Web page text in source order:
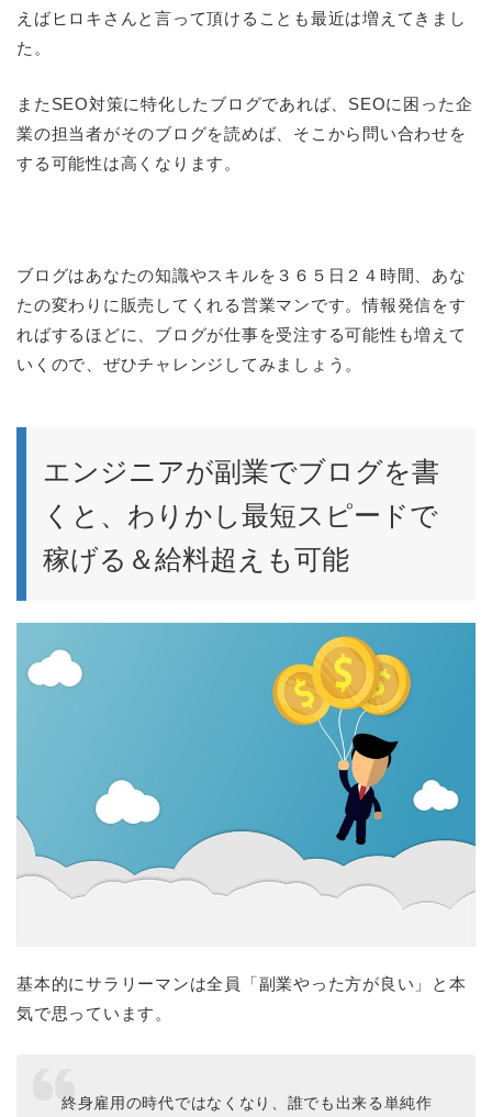
えばヒロキさんと言って頂けることも最近は増えてきまし
た。
またSEO対策に特化したブログであれば、SEOに困った企
業の担当者がそのブログを読めば、そこから問い合わせを
する可能性は高くなります。
ブログはあなたの知識やスキルを３６５日２４時間、あな
たの変わりに販売してくれる営業マンです。情報発信をす
ればするほどに、ブログが仕事を受注する可能性も増えて
いくので、ぜひチャレンジしてみましょう。
エンジニアが副業でブログを書
くと、わりかし最短スピードで
稼げる＆給料超えも可能
基本的にサラリーマンは全員「副業やった方が良い」と本
気で思っています。
終身雇用の時代ではなくなり、誰でも出来る単純作